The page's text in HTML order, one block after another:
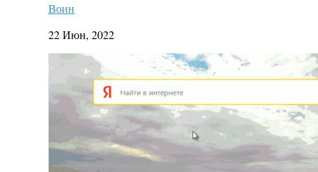
Воин
22 Июн, 2022